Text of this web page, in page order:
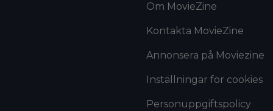
Om MovieZine
Kontakta MovieZine
Annonsera på Moviezine
Inställningar för cookies
Personuppgiftspolicy